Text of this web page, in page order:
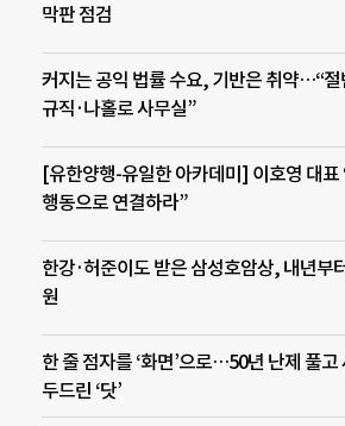
막판 점검
커지는 공익 법률 수요, 기반은 취약…“절
규직·나홀로 사무실”
[유한양행-유일한 아카데미] 이호영 대표
행동으로 연결하라”
한강·허준이도 받은 삼성호암상, 내년부
원
한 줄 점자를 ‘화면’으로…50년 난제 풀고
두드린 ‘닷’